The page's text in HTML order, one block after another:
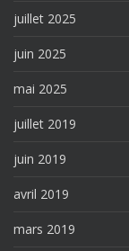
juillet 2025
juin 2025
mai 2025
juillet 2019
juin 2019
avril 2019
mars 2019